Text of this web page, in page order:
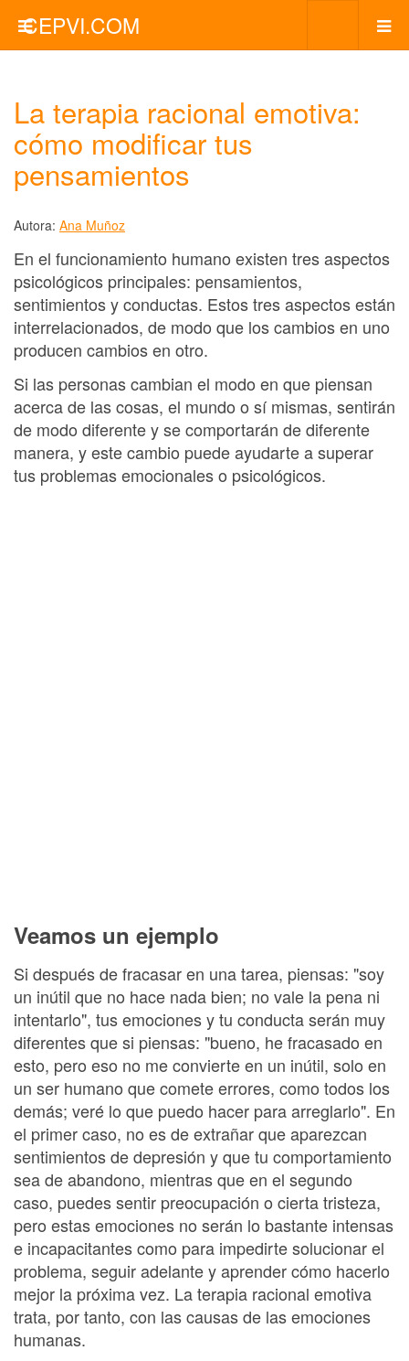
CEPVI.COM
La terapia racional emotiva:
cómo modificar tus
pensamientos
Autora: Ana Muñoz
En el funcionamiento humano existen tres aspectos
psicológicos principales: pensamientos,
sentimientos y conductas. Estos tres aspectos están
interrelacionados, de modo que los cambios en uno
producen cambios en otro.
Si las personas cambian el modo en que piensan
acerca de las cosas, el mundo o sí mismas, sentirán
de modo diferente y se comportarán de diferente
manera, y este cambio puede ayudarte a superar
tus problemas emocionales o psicológicos.
Veamos un ejemplo
Si después de fracasar en una tarea, piensas: "soy
un inútil que no hace nada bien; no vale la pena ni
intentarlo", tus emociones y tu conducta serán muy
diferentes que si piensas: "bueno, he fracasado en
esto, pero eso no me convierte en un inútil, solo en
un ser humano que comete errores, como todos los
demás; veré lo que puedo hacer para arreglarlo". En
el primer caso, no es de extrañar que aparezcan
sentimientos de depresión y que tu comportamiento
sea de abandono, mientras que en el segundo
caso, puedes sentir preocupación o cierta tristeza,
pero estas emociones no serán lo bastante intensas
e incapacitantes como para impedirte solucionar el
problema, seguir adelante y aprender cómo hacerlo
mejor la próxima vez. La terapia racional emotiva
trata, por tanto, con las causas de las emociones
humanas.